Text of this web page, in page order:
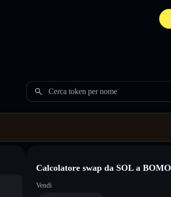
Cerca token per nome
Calcolatore swap da SOL a BOMO
Vendi